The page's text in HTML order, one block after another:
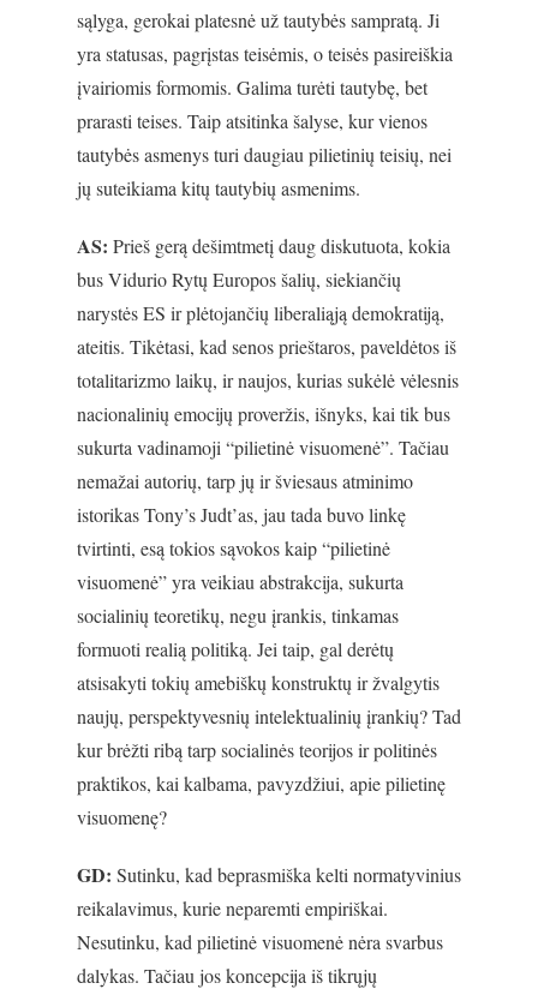
sąlyga, gerokai platesnė už tautybės sampratą. Ji
yra statusas, pagrįstas teisėmis, o teisės pasireiškia
įvairiomis formomis. Galima turėti tautybę, bet
prarasti teises. Taip atsitinka šalyse, kur vienos
tautybės asmenys turi daugiau pilietinių teisių, nei
jų suteikiama kitų tautybių asmenims.
AS: Prieš gerą dešimtmetį daug diskutuota, kokia
bus Vidurio Rytų Europos šalių, siekiančių
narystės ES ir plėtojančių liberaliąją demokratiją,
ateitis. Tikėtasi, kad senos prieštaros, paveldėtos iš
totalitarizmo laikų, ir naujos, kurias sukėlė vėlesnis
nacionalinių emocijų proveržis, išnyks, kai tik bus
sukurta vadinamoji “pilietinė visuomenė”. Tačiau
nemažai autorių, tarp jų ir šviesaus atminimo
istorikas Tony’s Judt’as, jau tada buvo linkę
tvirtinti, esą tokios sąvokos kaip “pilietinė
visuomenė” yra veikiau abstrakcija, sukurta
socialinių teoretikų, negu įrankis, tinkamas
formuoti realią politiką. Jei taip, gal derėtų
atsisakyti tokių amebiškų konstruktų ir žvalgytis
naujų, perspektyvesnių intelektualinių įrankių? Tad
kur brėžti ribą tarp socialinės teorijos ir politinės
praktikos, kai kalbama, pavyzdžiui, apie pilietinę
visuomenę?
GD: Sutinku, kad beprasmiška kelti normatyvinius
reikalavimus, kurie neparemti empiriškai.
Nesutinku, kad pilietinė visuomenė nėra svarbus
dalykas. Tačiau jos koncepcija iš tikrųjų